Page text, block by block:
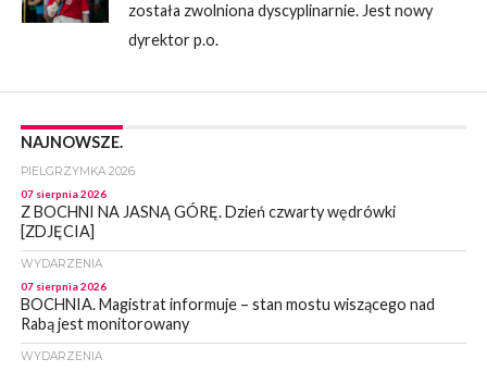
została zwolniona dyscyplinarnie. Jest nowy
dyrektor p.o.
NAJNOWSZE.
PIELGRZYMKA 2026
07 sierpnia 2026
Z BOCHNI NA JASNĄ GÓRĘ. Dzień czwarty wędrówki
[ZDJĘCIA]
WYDARZENIA
07 sierpnia 2026
BOCHNIA. Magistrat informuje – stan mostu wiszącego nad
Rabą jest monitorowany
WYDARZENIA